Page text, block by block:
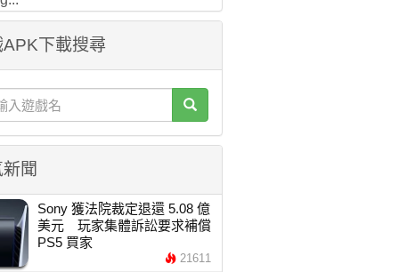
下載搜尋
聞
Sony 獲法院裁定退還 5.08 億
美元 玩家集體訴訟要求補償
PS5 買家
21611